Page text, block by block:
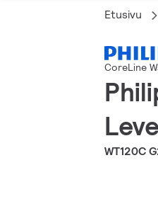
Etusivu
CoreLine
WT120C